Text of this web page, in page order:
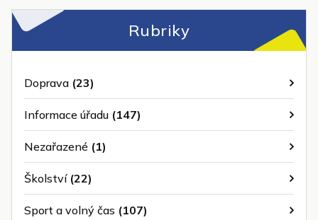
Rubriky
Doprava (23)
Informace úřadu (147)
Nezařazené (1)
Školství(22)
Sport a volný čas (107)